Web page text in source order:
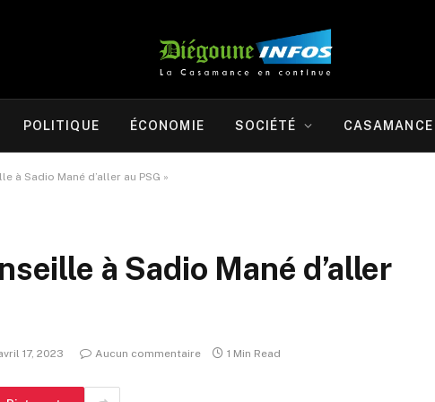
POLITIQUE ÉCONOMIE SOCIÉTÉ CASAMANCE
à Sadio Mané d’aller au PSG »
à Sadio Mané d’aller
17, 2023 Aucun commentaire 1 Min Read